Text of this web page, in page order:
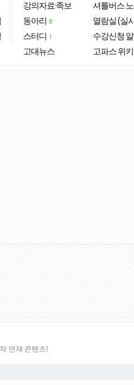
강의자료·족보
동아리 8
스터디 1
고대뉴스
셔틀버스
열람실 (실
수강신청
고파스 위키
연재 콘텐츠!